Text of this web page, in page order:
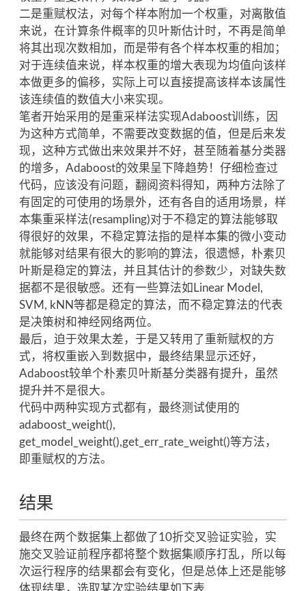
二是重赋权法，对每个样本附加一个权重，对离散值
来说，在计算条件概率的贝叶斯估计时，不再是简单
将其出现次数相加，而是带有各个样本权重的相加；
对于连续值来说，样本权重的增大表现为均值向该样
本做更多的偏移，实际上可以直接提高该样本该属性
该连续值的数值大小来实现。
笔者开始采用的是重采样法实现Adaboost训练，因
为这种方式简单，不需要改变数据的值，但是后来发
现，这种方式做出来效果并不好，甚至随着基分类器
的增多，Adaboost的效果呈下降趋势！仔细检查过
代码，应该没有问题，翻阅资料得知，两种方法除了
有固定的可使用的场景外，还有各自的适用场景，样
本集重采样法(resampling)对于不稳定的算法能够取
得很好的效果，不稳定算法指的是样本集的微小变动
就能够对结果有很大的影响的算法，很遗憾，朴素贝
叶斯是稳定的算法，并且其估计的参数少，对缺失数
据都不是很敏感。还有一些算法如Linear Model,
SVM, kNN等都是稳定的算法，而不稳定算法的代表
是决策树和神经网络两位。
最后，迫于效果太差，于是又转用了重新赋权的方
式，将权重嵌入到数据中，最终结果显示还好，
Adaboost较单个朴素贝叶斯基分类器有提升，虽然
提升并不是很大。
代码中两种实现方式都有，最终测试使用的
adaboost_weight(),
get_model_weight(),get_err_rate_weight()等方法，
即重赋权的方法。
结果
最终在两个数据集上都做了10折交叉验证实验，实
施交叉验证前程序都将整个数据集顺序打乱，所以每
次运行程序的结果都会有变化，但是总体上还是能够
体现结果，选取某次实验结果如下表